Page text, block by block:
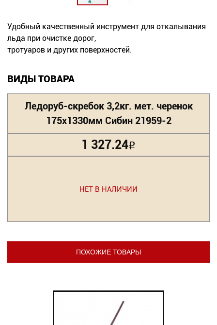
(831)
282-
01-
01
Удобный качественный инструмент для откалывания
льда при очистке дорог,
тротуаров и других поверхностей.
ВИДЫ ТОВАРА
Ледоруб-скребок 3,2кг. мет. черенок
175х1330мм Сибин 21959-2
1 327.24Р
НЕТ В НАЛИЧИИ
ПОХОЖИЕ ТОВАРЫ